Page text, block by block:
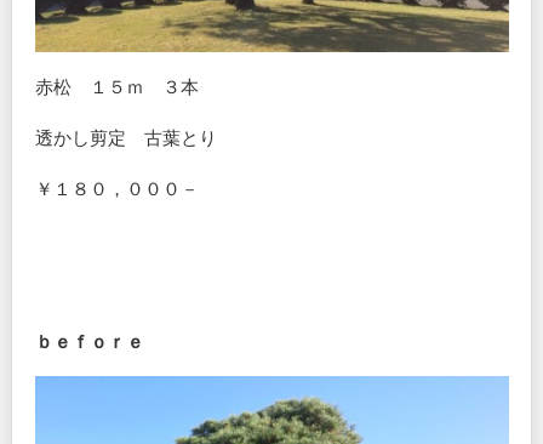
赤松 １５ｍ ３本
透かし剪定 古葉とり
￥１８０，０００－
ｂｅｆｏｒｅ